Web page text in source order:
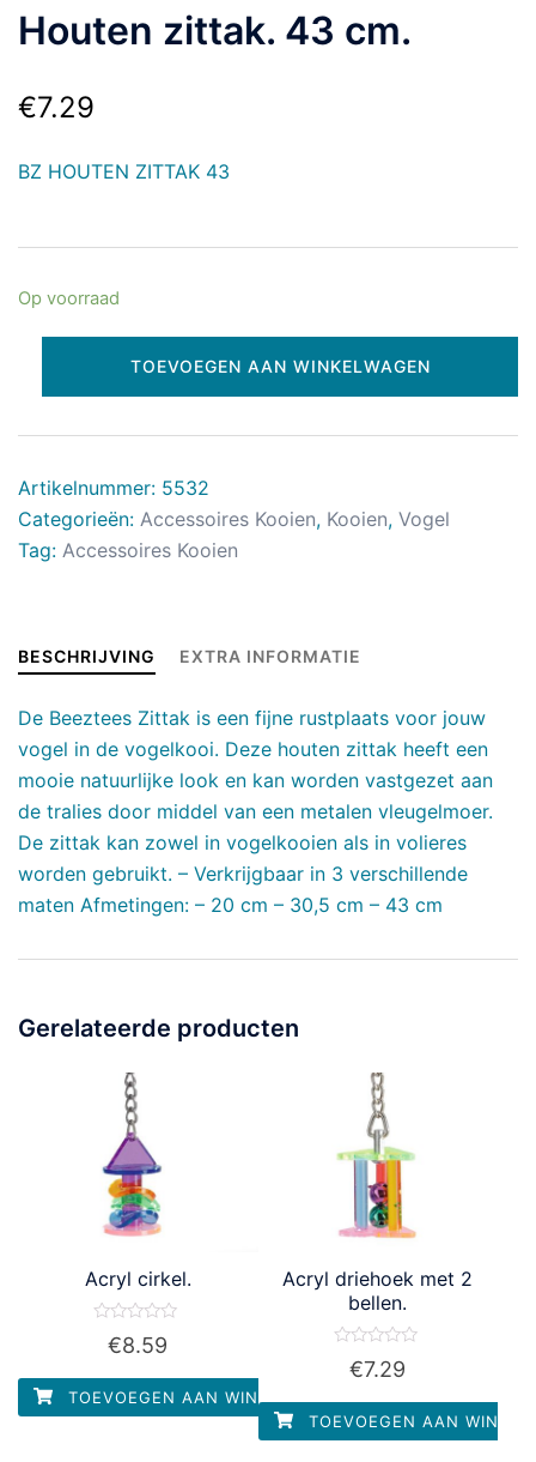
Houten zittak. 43 cm.
€7.29
BZ HOUTEN ZITTAK 43
Op voorraad
TOEVOEGEN AAN WINKELWAGEN
Artikelnummer: 5532
Categorieën: Accessoires Kooien, Kooien, Vogel
Tag: Accessoires Kooien
BESCHRIJVING EXTRA INFORMATIE
De Beeztees Zittak is een fijne rustplaats voor jouw
vogel in de vogelkooi. Deze houten zittak heeft een
mooie natuurlijke look en kan worden vastgezet aan
de tralies door middel van een metalen vleugelmoer.
De zittak kan zowel in vogelkooien als in volieres
worden gebruikt. – Verkrijgbaar in 3 verschillende
maten Afmetingen: – 20 cm – 30,5 cm – 43 cm
Gerelateerde producten
Acryl cirkel.
Waardering
5
€8.59
TOEVOEGEN AAN WINKELWAGEN
Acryl driehoek met 2
bellen.
Waardering
5
€7.29
TOEVOEGEN AAN